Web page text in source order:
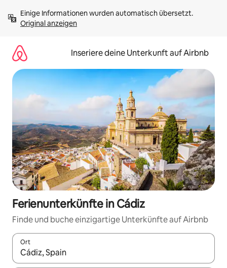
Inhalten
springenOriginal anzeigen
Inseriere deine Unterkunft auf Airbnb
Ferienunterkünfte in Cádiz
Finde und buche einzigartige Unterkünfte auf Airbnb
Ort
Wenn Ergebnisse verfügbar sind, navigiere mit den